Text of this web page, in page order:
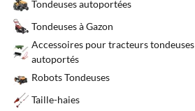
Tondeuses autoportées
Tondeuses à Gazon
Accessoires pour tracteurs tondeuses
autoportés
Robots Tondeuses
Taille-haies